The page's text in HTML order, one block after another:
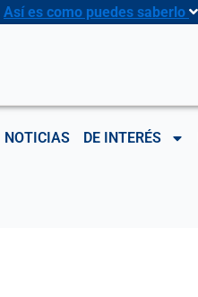
Así es como puedes saberlo
NOTICIAS DE INTERÉS